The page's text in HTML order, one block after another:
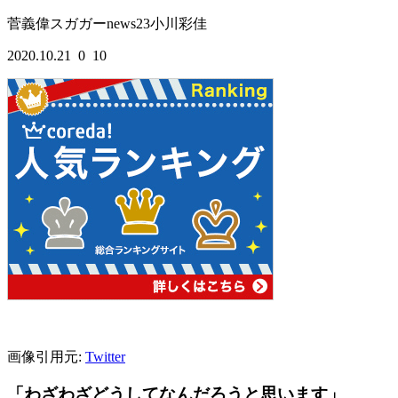
菅義偉スガガーnews23小川彩佳
2020.10.21 0 10
画像引用元: Twitter